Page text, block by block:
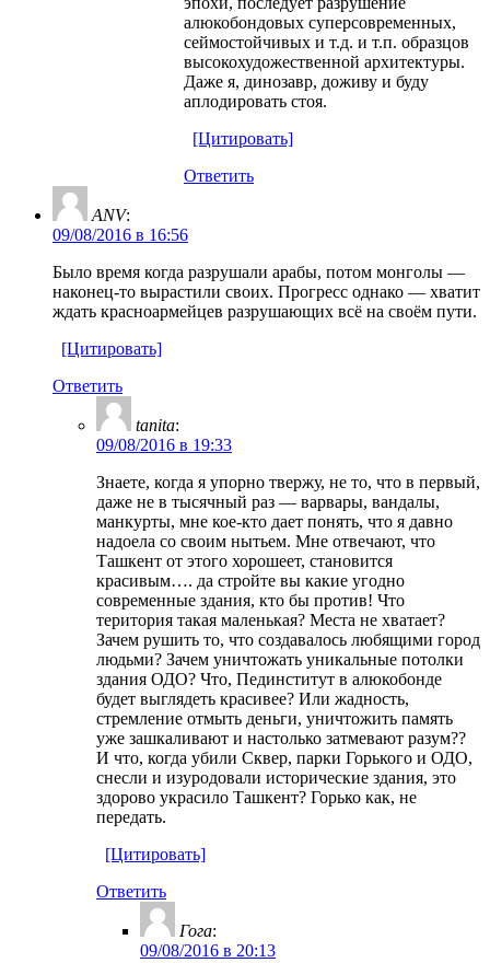
алюкобондовых суперсовременных,
сеймостойчивых и т.д. и т.п. образцов
высокохудожественной архитектуры.
Даже я, динозавр, доживу и буду
аплодировать стоя.
[Цитировать]
Ответить
ANV:
09/08/2016 в 16:56
Было время когда разрушали арабы, потом монголы —
наконец-то вырастили своих. Прогресс однако — хватит
ждать красноармейцев разрушающих всё на своём пути.
[Цитировать]
Ответить
tanita:
09/08/2016 в 19:33
Знаете, когда я упорно твержу, не то, что в первый,
даже не в тысячный раз — варвары, вандалы,
манкурты, мне кое-кто дает понять, что я давно
надоела со своим нытьем. Мне отвечают, что
Ташкент от этого хорошеет, становится
красивым…. да стройте вы какие угодно
современные здания, кто бы против! Что
територия такая маленькая? Места не хватает?
Зачем рушить то, что создавалось любящими город
людьми? Зачем уничтожать уникальные потолки
здания ОДО? Что, Пединститут в алюкобонде
будет выглядеть красивее? Или жадность,
стремление отмыть деньги, уничтожить память
уже зашкаливают и настолько затмевают разум??
И что, когда убили Сквер, парки Горького и ОДО,
снесли и изуродовали исторические здания, это
здорово украсило Ташкент? Горько как, не
передать.
[Цитировать]
Ответить
Гога:
09/08/2016 в 20:13